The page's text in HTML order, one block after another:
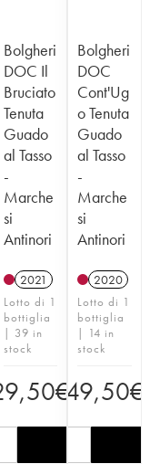
Bolgheri
DOC Il
Bruciato
Tenuta
Guado
al Tasso
-
Marche
si
Antinori
2021
Lotto di 1
bottiglia
| 39 in
stock
€
Bolgheri
DOC
Cont'Ug
o Tenuta
Guado
al Tasso
-
Marche
si
Antinori
2020
Lotto di 1
bottiglia
| 14 in
stock
49,50€